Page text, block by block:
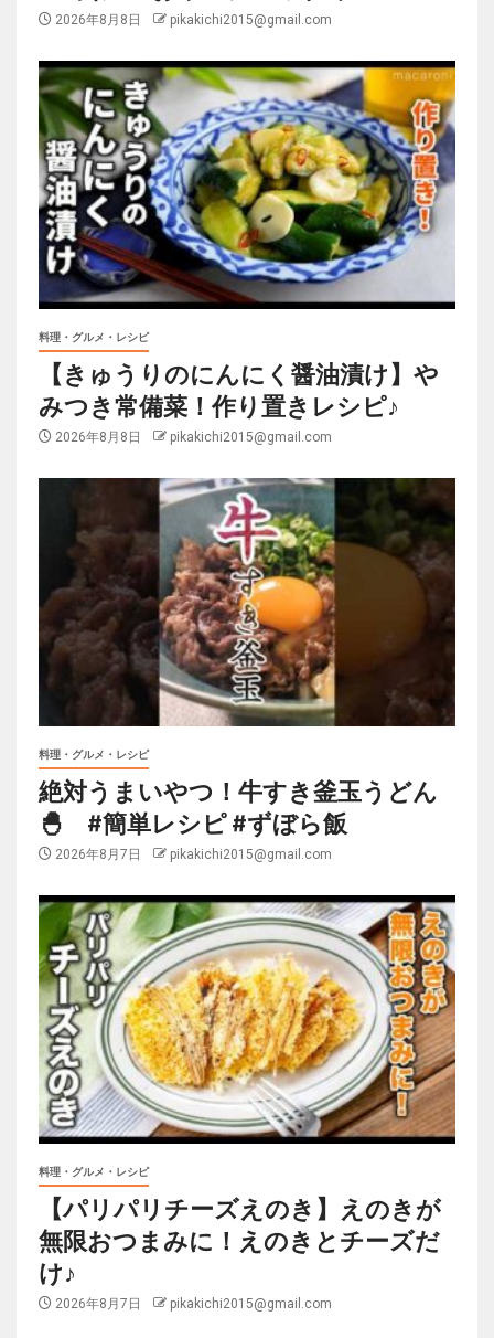
2026年8月8日 pikakichi2015@gmail.com
料理・グルメ・レシピ
【きゅうりのにんにく醤油漬け】や
みつき常備菜！作り置きレシピ♪
2026年8月8日 pikakichi2015@gmail.com
料理・グルメ・レシピ
絶対うまいやつ！牛すき釜玉うどん
🐣 #簡単レシピ #ずぼら飯
2026年8月7日 pikakichi2015@gmail.com
料理・グルメ・レシピ
【パリパリチーズえのき】えのきが
無限おつまみに！えのきとチーズだ
け♪
2026年8月7日 pikakichi2015@gmail.com